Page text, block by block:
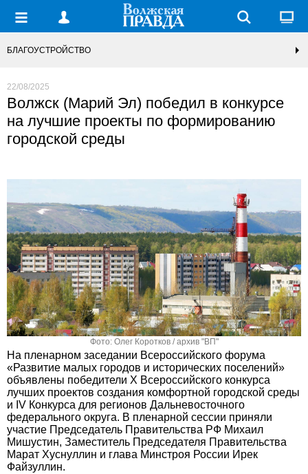
БЛАГОУСТРОЙСТВО
22/08/2025
Волжск (Марий Эл) победил в конкурсе
на лучшие проекты по формированию
городской среды
Фото: Олег Коротков / архив "ВП"
На пленарном заседании Всероссийского форума
«Развитие малых городов и исторических поселений»
объявлены победители X Всероссийского конкурса
лучших проектов создания комфортной городской среды
и IV Конкурса для регионов Дальневосточного
федерального округа. В пленарной сессии приняли
участие Председатель Правительства РФ Михаил
Мишустин, Заместитель Председателя Правительства
Марат Хуснуллин и глава Минстроя России Ирек
Файзуллин.